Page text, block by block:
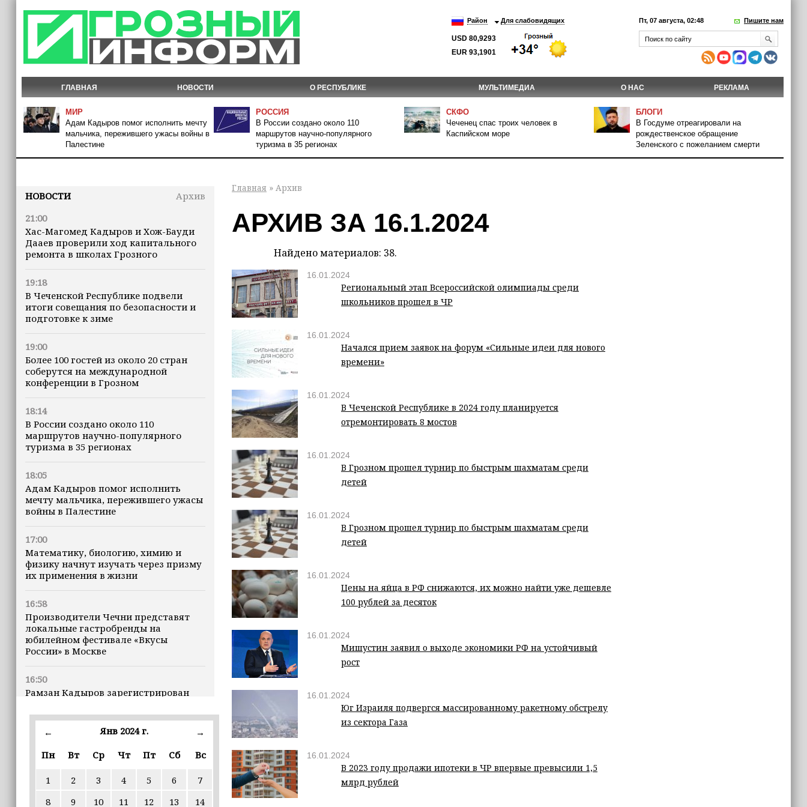
Район Для слабовидящих
USD 80,9293
EUR 93,1901
Пт, 07 августа, 02:48 Пишите нам
ГЛАВНАЯ НОВОСТИ О РЕСПУБЛИКЕ МУЛЬТИМЕДИА О НАС РЕКЛАМА
МИР
Адам Кадыров помог исполнить мечту
мальчика, пережившего ужасы войны в
Палестине
РОССИЯ
В России создано около 110
маршрутов научно-популярного
туризма в 35 регионах
СКФО
Чеченец спас троих человек в
Каспийском море
БЛОГИ
В Госдуме отреагировали на
рождественское обращение
Зеленского с пожеланием смерти
НОВОСТИ
Архив
21:00
Хас-Магомед Кадыров и Хож-Бауди
Дааев проверили ход капитального
ремонта в школах Грозного
19:18
В Чеченской Республике подвели
итоги совещания по безопасности и
подготовке к зиме
19:00
Более 100 гостей из около 20 стран
соберутся на международной
конференции в Грозном
18:14
В России создано около 110
маршрутов научно-популярного
туризма в 35 регионах
18:05
Адам Кадыров помог исполнить
мечту мальчика, пережившего ужасы
войны в Палестине
17:00
Математику, биологию, химию и
физику начнут изучать через призму
их применения в жизни
16:58
Производители Чечни представят
локальные гастробренды на
юбилейном фестивале «Вкусы
России» в Москве
16:50
Рамзан Кадыров зарегистрирован
16:47
землетрясения, рассказала
16:12
← Янв 2024 г.
→
Пн
Вт Ср Чт Пт Сб Вс
1 2 3 4 5 6
7
8
9 10 11 12 13 14
Главная » Архив
АРХИВ ЗА 16.1.2024
Найдено материалов: 38.
16.01.2024
Региональный этап Всероссийской олимпиады среди
школьников прошел в ЧР
16.01.2024
Начался прием заявок на форум «Сильные идеи для нового
времени»
16.01.2024
В Чеченской Республике в 2024 году планируется
отремонтировать 8 мостов
16.01.2024
В Грозном прошел турнир по быстрым шахматам среди
детей
16.01.2024
В Грозном прошел турнир по быстрым шахматам среди
детей
16.01.2024
Цены на яйца в РФ снижаются, их можно найти уже дешевле
100 рублей за десяток
16.01.2024
Мишустин заявил о выходе экономики РФ на устойчивый
рост
16.01.2024
Юг Израиля подвергся массированному ракетному обстрелу
из сектора Газа
16.01.2024
В 2023 году продажи ипотеки в ЧР впервые превысили 1,5
млрд рублей